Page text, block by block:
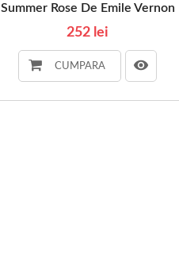
Summer Rose De Emile Vernon
252 lei
CUMPARA